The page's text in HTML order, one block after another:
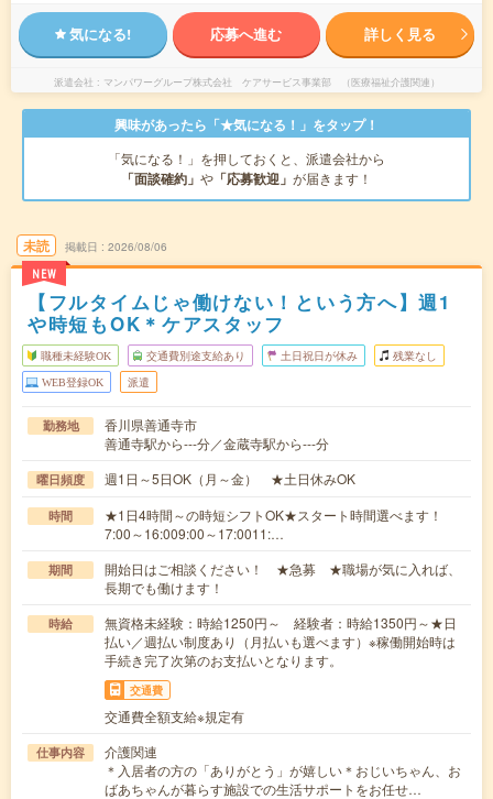
気になる! 応募へ進む 詳しく見る
派遣会社 マンパワーグループ株式会社 ケアサービス事業部 （医療福祉介護関連）
興味があったら「★気になる！」をタップ！
「気になる！」を押しておくと、派遣会社から
「面談確約」 や 「応募歓迎」 が届きます！
未読
NEW
掲載日 2026/08/06
【フルタイムじゃ働けない！という方へ】週1
や時短もOK＊ケアスタッフ
職種未経験OK 交通費別途支給あり 土日祝日が休み 残業なし
WEB登録OK 派遣
勤務地
香川県善通寺市
善通寺駅から---分／金蔵寺駅から---分
曜日頻度 週1日～5日OK（月～金） ★土日休みOK
時間
★1日4時間～の時短シフトOK★スタート時間選べます！
7:00～16:009:00～17:0011:…
期間
開始日はご相談ください！ ★急募 ★職場が気に入れば、
長期でも働けます！
時給
無資格未経験：時給1250円～ 経験者：時給1350円～★日
払い／週払い制度あり（月払いも選べます）※稼働開始時は
手続き完了次第のお支払いとなります。
交通費
交通費全額支給※規定有
仕事内容
介護関連
＊入居者の方の「ありがとう」が嬉しい＊おじいちゃん、お
ばあちゃんが暮らす施設での生活サポートをお任せ…